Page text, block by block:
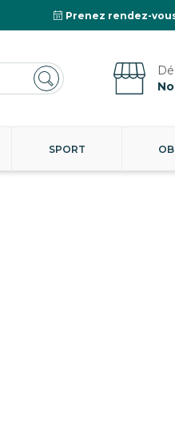
Prenez rendez-
SPORT